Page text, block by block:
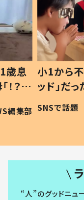
歳息
？」
編集部
小1から不
ッド」だ
作り続
#令和の子
SNSで話題
“人”のグッドニュ